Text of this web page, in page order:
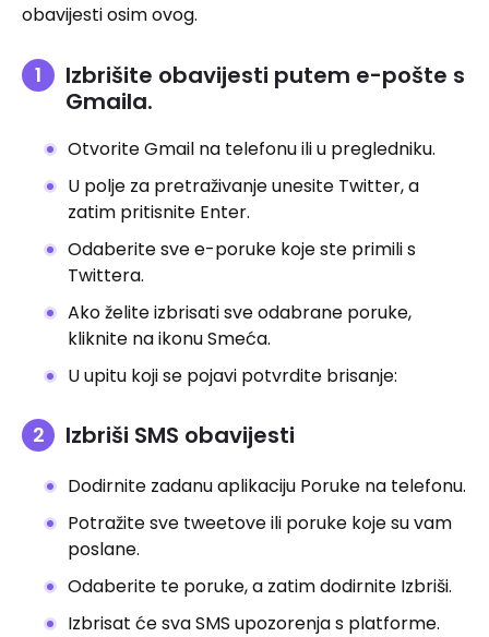
obavijesti osim ovog.
Izbrišite obavijesti putem e-pošte s
Gmaila.
Otvorite Gmail na telefonu ili u pregledniku.
U polje za pretraživanje unesite Twitter, a
zatim pritisnite Enter.
Odaberite sve e-poruke koje ste primili s
Twittera.
Ako želite izbrisati sve odabrane poruke,
kliknite na ikonu Smeća.
U upitu koji se pojavi potvrdite brisanje:
Izbriši SMS obavijesti
Dodirnite zadanu aplikaciju Poruke na telefonu.
Potražite sve tweetove ili poruke koje su vam
poslane.
Odaberite te poruke, a zatim dodirnite Izbriši.
Izbrisat će sva SMS upozorenja s platforme.